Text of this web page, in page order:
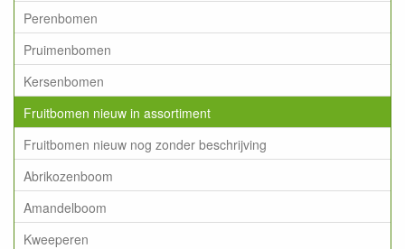
Perenbomen
Pruimenbomen
Kersenbomen
Fruitbomen nieuw in assortiment
Fruitbomen nieuw nog zonder beschrijving
Abrikozenboom
Amandelboom
Kweeperen